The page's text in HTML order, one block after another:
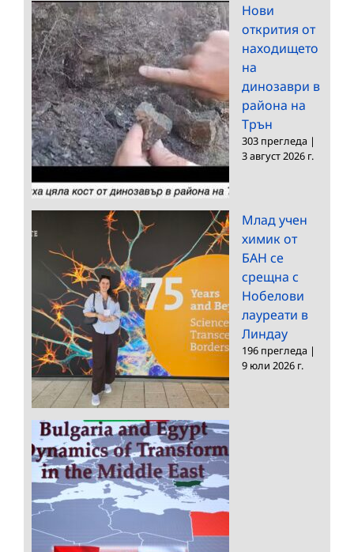
Нови
открития от
находището
на
динозаври в
района на
Трън
303 прегледа |
3 август 2026 г.
Млад учен
химик от
БАН се
срещна с
Нобелови
лауреати в
Линдау
196 прегледа |
9 юли 2026 г.